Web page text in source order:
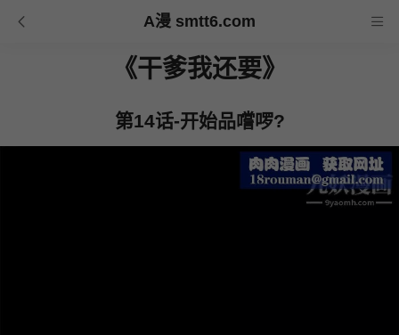
A漫 smtt6.com
《干爹我还要》
第14话-开始品嚐啰?